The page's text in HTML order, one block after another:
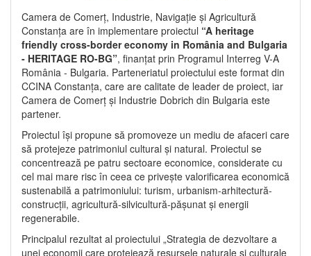
Camera de Comerț, Industrie, Navigație și Agricultură
Constanța are în implementare proiectul “A heritage
friendly cross-border economy in România and Bulgaria
- HERITAGE RO-BG”, finanțat prin Programul Interreg V-A
România - Bulgaria. Parteneriatul proiectului este format din
CCINA Constanța, care are calitate de leader de proiect, iar
Camera de Comerț și Industrie Dobrich din Bulgaria este
partener.
Proiectul își propune să promoveze un mediu de afaceri care
să protejeze patrimoniul cultural și natural. Proiectul se
concentrează pe patru sectoare economice, considerate cu
cel mai mare risc în ceea ce privește valorificarea economică
sustenabilă a patrimoniului: turism, urbanism-arhitectură-
construcții, agricultură-silvicultură-pășunat și energii
regenerabile.
Principalul rezultat al proiectului „Strategia de dezvoltare a
unei economii care protejează resursele naturale și culturale